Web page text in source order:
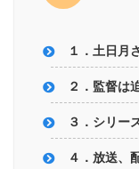
１．土日月
２．監督は
３．シリー
４．放送、